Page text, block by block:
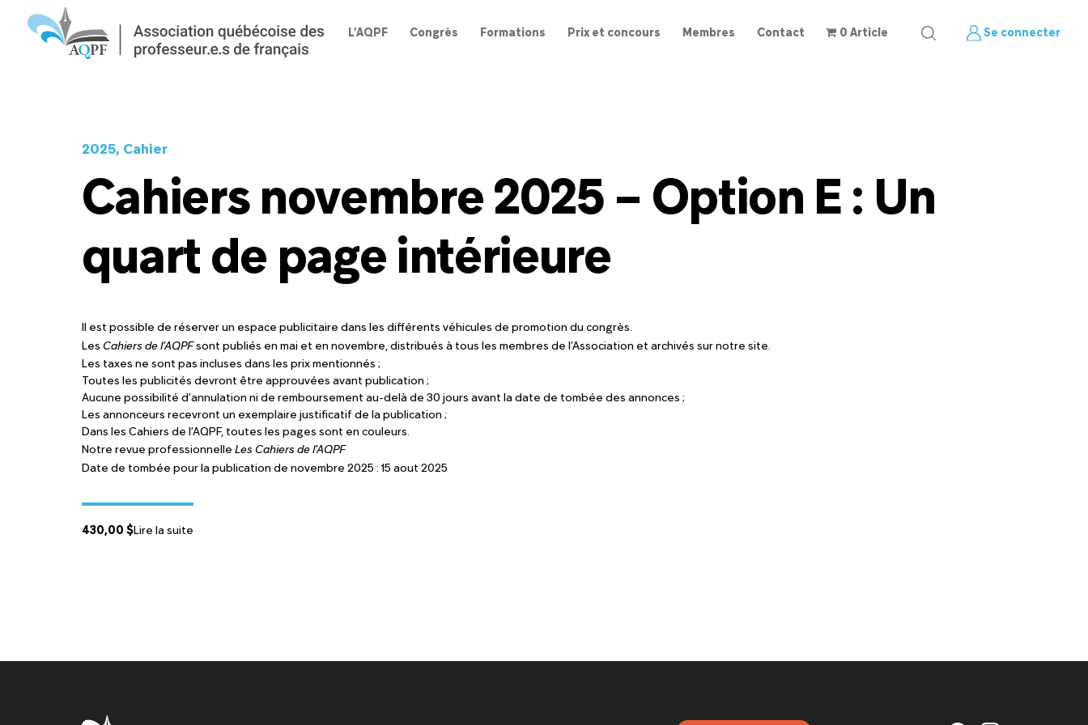
L’AQPF Congrès Formations Prix et concours Membres Contact 0 Article Se connecter
2025, Cahier
Cahiers novembre 2025 – Option E : Un
quart de page intérieure
Il est possible de réserver un espace publicitaire dans les différents véhicules de promotion du congrès.
Les Cahiers de l’AQPFsont publiés en mai et en novembre, distribués à tous les membres de l’Association et archivés sur notre site.
Les taxes ne sont pas incluses dans les prix mentionnés ;
Toutes les publicités devront être approuvées avant publication ;
Aucune possibilité d’annulation ni de remboursement au-delà de 30 jours avant la date de tombée des annonces ;
Les annonceurs recevront un exemplaire justificatif de la publication ;
Dans les Cahiers de l’AQPF, toutes les pages sont en couleurs.
Notre revue professionnelle Les Cahiers de l’AQPF
Date de tombée pour la publication de novembre 2025 : 15 aout 2025
430,00 $Lire la suite